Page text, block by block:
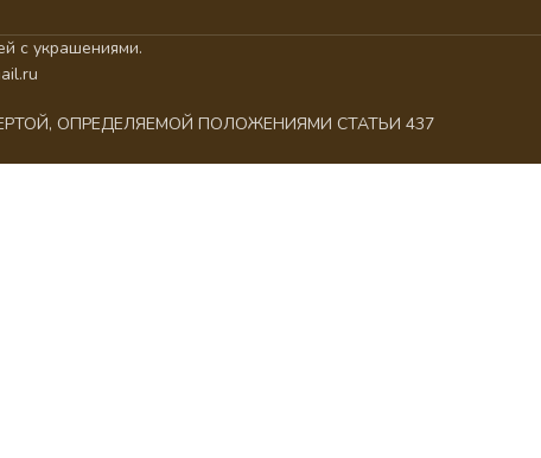
с украшениями.
ОПРЕДЕЛЯЕМОЙ ПОЛОЖЕНИЯМИ СТАТЬИ 437